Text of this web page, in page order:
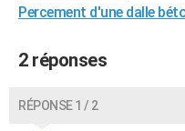
BONS PLANS
CARTE DE VOEUX
Percement d'une dalle
2 réponses
RÉPONSE 1 / 2